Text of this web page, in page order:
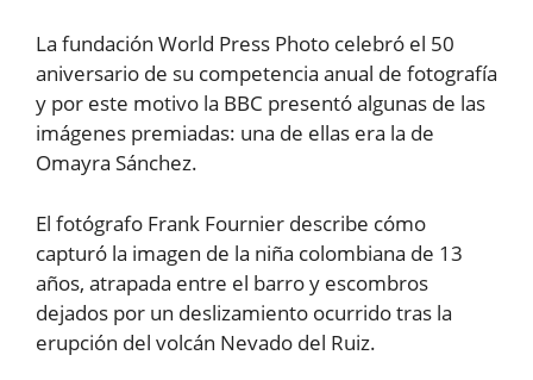
La fundación World Press Photo celebró el 50
aniversario de su competencia anual de fotografía
y por este motivo la BBC presentó algunas de las
imágenes premiadas: una de ellas era la de
Omayra Sánchez.
El fotógrafo Frank Fournier describe cómo
capturó la imagen de la niña colombiana de 13
años, atrapada entre el barro y escombros
dejados por un deslizamiento ocurrido tras la
erupción del volcán Nevado del Ruiz.